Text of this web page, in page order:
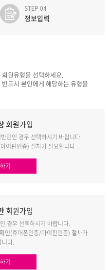
STEP 04
정보입력
원유형을 선택하세요.
드시 본인에게 해당하는 유형을
회원가입
인인 경우 선택하시기 바랍니다.
이핀인증) 절차가 필요합니다
기
회원가입
경우 선택하시기 바랍니다.
인(휴대폰인증/아이핀인증) 절차가
니다.
기